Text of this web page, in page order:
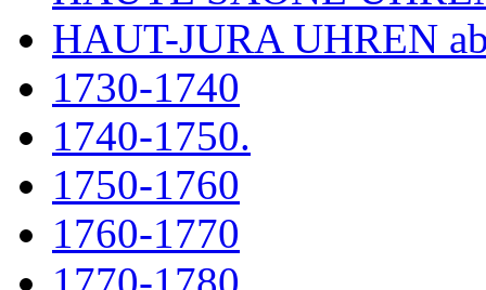
HAUT-JURA UHREN
1730-1740
1740-1750.
1750-1760
1760-1770